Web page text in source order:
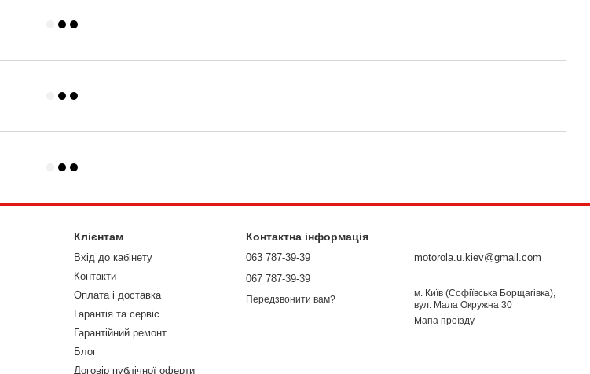
Клієнтам
Вхід до кабінету
Контакти
Оплата і доставка
Гарантія та сервіс
Гарантійний ремонт
Блог
Договір публічної оферти
Контактна інформація
063 787-39-39
067 787-39-39
Передзвонити вам?
motorola.u.kiev@gmail.com
м. Київ (Софіївська Борщагівка),
вул. Мала Окружна 30
Мапа проїзду